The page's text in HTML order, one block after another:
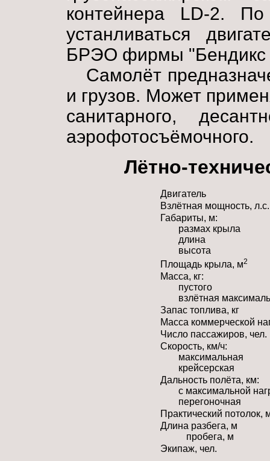
контейнера LD-2.
устанливаться
БРЭО фирмы "Бендикс
Самолёт
и грузов. Может
санитарного,
аэрофотосъёмочного.
Лётно-
Двигатель
Взлётная мощность, л.с.
Габариты, м:
размах крыла
длина
высота
Площадь крыла, м2
Масса, кг:
пустого
взлётная
Запас топлива, кг
Масса коммерческой
Число пассажиров, чел.
Скорость, км/ч:
максимальная
крейсерская
Дальность полёта, км:
с максимальной
перегоночная
Практический потолок,
Длина разбега, м
пробега, м
Экипаж, чел.